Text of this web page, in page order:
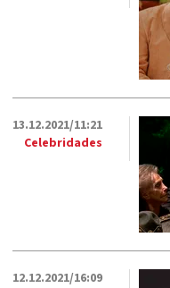
13.12.2021/11:21
Celebridades
12.12.2021/16:09